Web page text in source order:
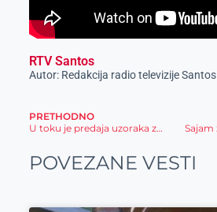
RTV Santos
Autor: Redakcija radio televizije Santos
PRETHODNO
U toku je predaja uzoraka za ocenjivanje u okviru 8. Festivala rakije u Žitištu
POVEZANE VESTI